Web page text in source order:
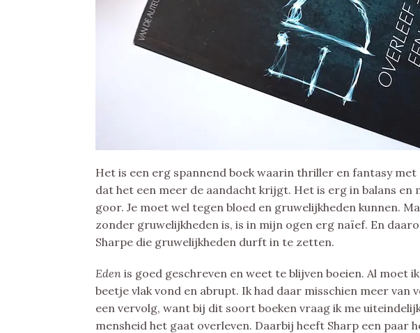
Het is een erg spannend boek waarin thriller en fantasy
dat het een meer de aandacht krijgt. Het is erg in balans en
goor. Je moet wel tegen bloed en gruwelijkheden kunnen.
zonder gruwelijkheden is, is in mijn ogen erg naïef. En
Sharpe die gruwelijkheden durft in te zetten.
Eden is goed geschreven en weet te blijven boeien. Al moet
beetje vlak vond en abrupt. Ik had daar misschien meer van
een vervolg, want bij dit soort boeken vraag ik me
mensheid het gaat overleven. Daarbij heeft Sharp een paar